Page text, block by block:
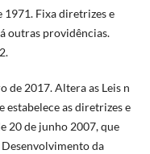
1971. Fixa diretrizes e
outras providências.
de 2017. Altera as Leis n
estabelece as diretrizes e
20 de junho 2007, que
da